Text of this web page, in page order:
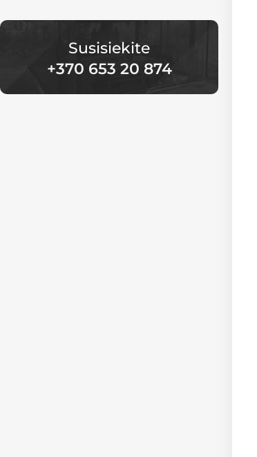
Susisiekite
+370 653 20 874